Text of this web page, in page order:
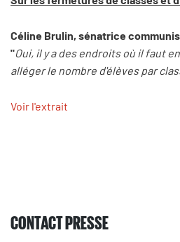
Céline Brulin, sénatrice
"Oui, il y a des endroits où il faut
alléger le nombre d'élèves par
Voir l'extrait
CONTACT PRESSE